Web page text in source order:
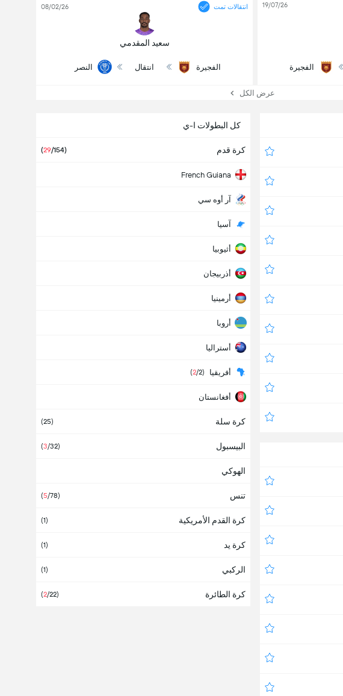
19/07/26
الفجيرة
انتقالات تمت
سعيد المقدمي
08/02/26
الفجيرة انتقال النصر
عرض الكل
كل البطولات ا-ي
كرة قدم (29/154)
French Guiana
آر أوه سي
آسيا
أثيوبيا
أذربيجان
أرمينيا
أروبا
أستراليا
أفريقيا (2/2)
أفغانستان
ألبانيا
ألمانيا
أمريكا
أنتيغوا وبربودا
أنجولا
أندورا
أوروبا
أوروغواي
كرة سلة (25)
البيسبول (3/32)
الهوكي
تنس (5/78)
كرة القدم الأمريكية (1)
كرة يد (1)
الركبي (1)
كرة الطائرة (2/22)